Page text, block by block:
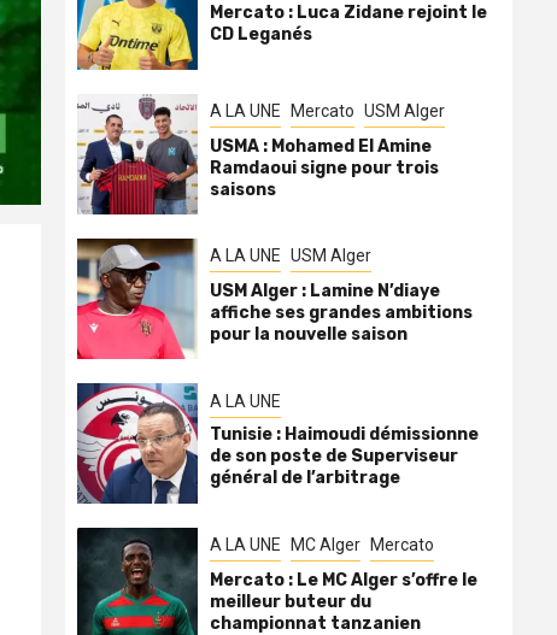
Mercato : Luca Zidane rejoint le
CD Leganés
A LA UNE Mercato USM Alger
USMA : Mohamed El Amine
Ramdaoui signe pour trois
saisons
A LA UNE USM Alger
USM Alger : Lamine N’diaye
affiche ses grandes ambitions
pour la nouvelle saison
A LA UNE
Tunisie : Haimoudi démissionne
de son poste de Superviseur
général de l’arbitrage
A LA UNE MC Alger Mercato
Mercato : Le MC Alger s’offre le
meilleur buteur du
championnat tanzanien